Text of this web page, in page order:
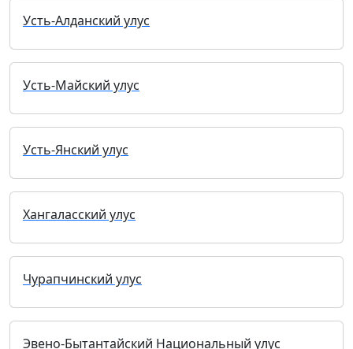
Усть-Алданский улус
Усть-Майский улус
Усть-Янский улус
Хангаласский улус
Чурапчинский улус
Эвено-Бытантайский Национальный улус